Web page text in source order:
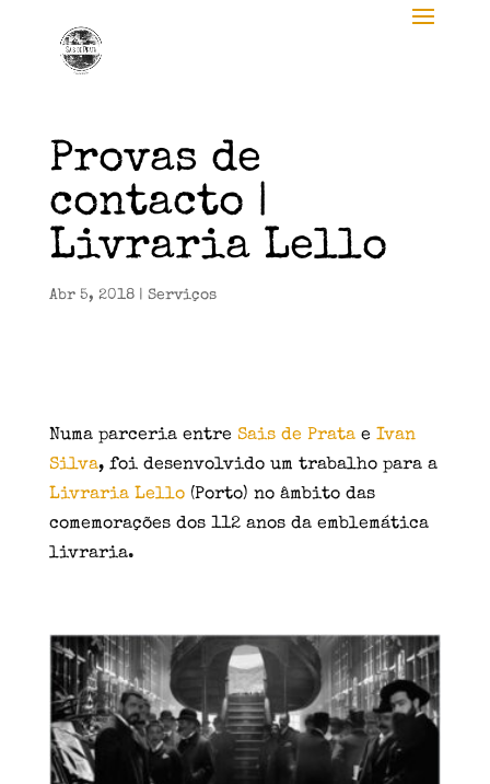
Provas de
contacto |
Livraria Lello
Abr 5, 2018| Serviços
Numa parceria entre Sais de Pratae Ivan
Silva, foi desenvolvido um trabalho para a
Livraria Lello(Porto) no âmbito das
comemorações dos 112 anos da emblemática
livraria.